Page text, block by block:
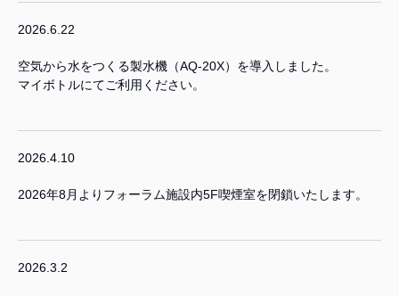
2026.6.22
空気から水をつくる製水機（AQ-20X）を導入しました。
マイボトルにてご利用ください。
2026.4.10
2026年8月よりフォーラム施設内5F喫煙室を閉鎖いたします。
2026.3.2